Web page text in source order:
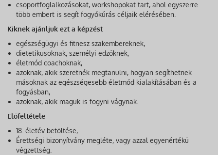
csoportfoglalkozásokat, workshopokat tart, ahol egyszerre
több embert is segít fogyókúrás céljaik elérésében.
Kiknek ajánljuk ezt a képzést
egészségügyi és fitnesz szakembereknek,
dietetikusoknak, személyi edzőknek,
életmód coachoknak,
azoknak, akik szeretnék megtanulni, hogyan segíthetnek
másoknak az egészségesebb életmód kialakításában és a
fogyásban,
azoknak, akik maguk is fogyni vágynak.
Előfeltétele
18. életév betöltése,
Érettségi bizonyítvány megléte, vagy azzal egyenértékű
végzettség.